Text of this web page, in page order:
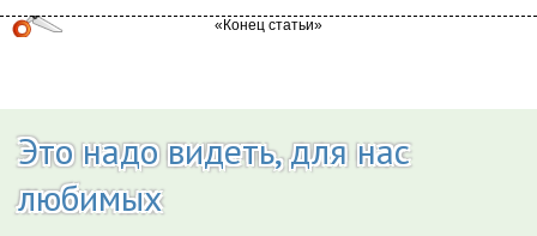
Это надо видеть, для нас
любимых